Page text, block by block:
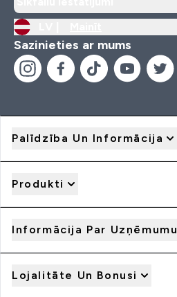
Sazinieties ar mums
Palīdzība Un Informācija
Produkti
Informācija Par Uzņēmumu
Lojalitāte Un Bonusi